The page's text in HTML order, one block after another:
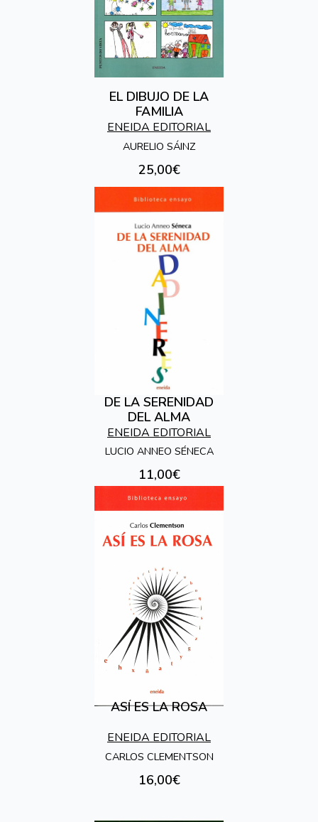
EL DIBUJO DE LA
FAMILIA
ENEIDA EDITORIAL
AURELIO SÁINZ
25,00€
DE LA SERENIDAD
DEL ALMA
ENEIDA EDITORIAL
LUCIO ANNEO SÉNECA
11,00€
ASÍ ES LA ROSA
ENEIDA EDITORIAL
CARLOS CLEMENTSON
16,00€